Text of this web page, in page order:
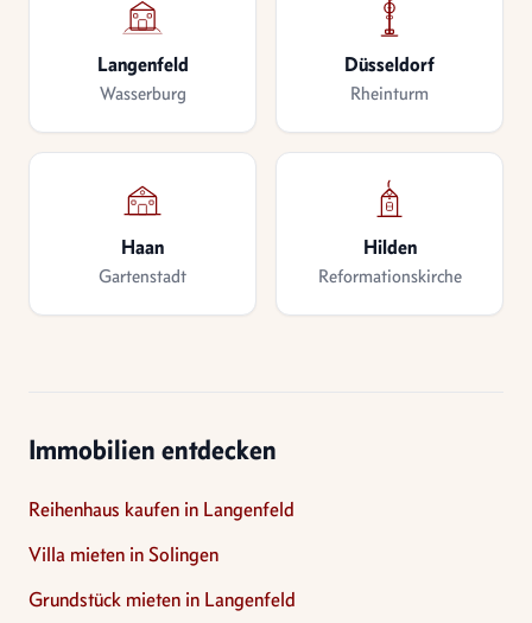
Langenfeld
Wasserburg
Düsseldorf
Rheinturm
Haan
Gartenstadt
Hilden
Reformationskirche
Immobilien entdecken
Reihenhaus kaufen in Langenfeld
Villa mieten in Solingen
Grundstück mieten in Langenfeld